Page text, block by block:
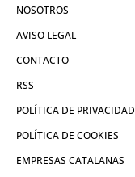
NOSOTROS
AVISO LEGAL
CONTACTO
RSS
POLÍTICA DE PRIVACIDAD
POLÍTICA DE COOKIES
EMPRESAS CATALANAS